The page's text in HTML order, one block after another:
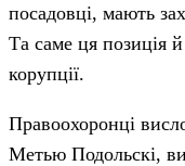
посадовці, мають
Та саме ця позиція
корупції.
Правоохоронці
Метью Подольскі,